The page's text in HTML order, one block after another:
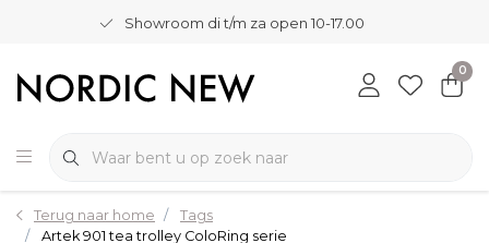
Showroom di t/m za open 10-17.00
0
Terug naar home
Tags
Artek 901 tea trolley ColoRing serie